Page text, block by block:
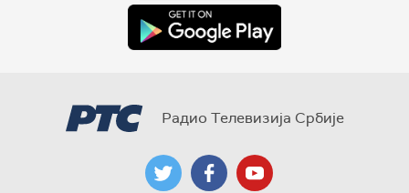
Радио Телевизија Србије